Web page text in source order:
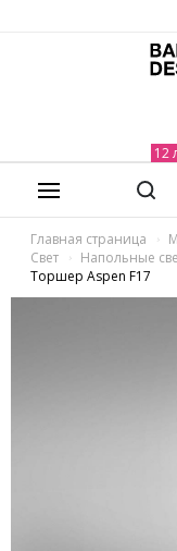
Главная страница
Свет
Напольные
Торшер Aspen F17